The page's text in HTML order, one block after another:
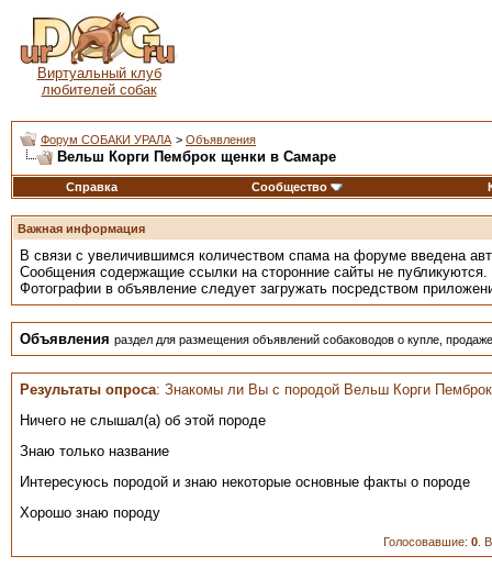
Виртуальный клуб
любителей собак
Форум СОБАКИ УРАЛА > Объявления
Вельш Корги Пемброк щенки в Самаре
Справка Сообщество
Важная информация
В связи с увеличившимся количеством спама на форуме введена
Сообщения содержащие ссылки на сторонние сайты не публикуются.
Фотографии в объявление следует загружать посредством
Объявления раздел для размещения объявлений собаководов о купле,
Результаты опроса: Знакомы ли Вы с породой Вельш Корги
Ничего не слышал(а) об этой породе
Знаю только название
Интересуюсь породой и знаю некоторые основные факты о породе
Хорошо знаю породу
Голосовавшие: 0.